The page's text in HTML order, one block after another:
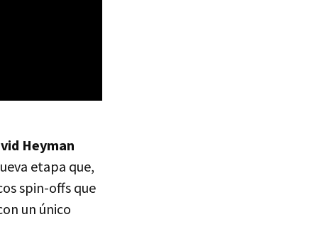
Heyman
etapa que,
spin-offs que
un único